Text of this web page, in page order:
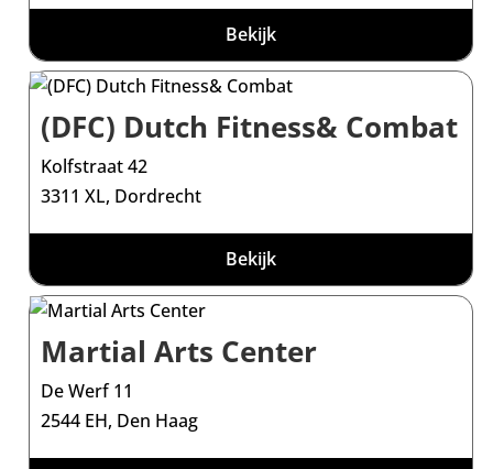
Bekijk
(DFC) Dutch Fitness& Combat
Kolfstraat 42
3311 XL, Dordrecht
Bekijk
Martial Arts Center
De Werf 11
2544 EH, Den Haag